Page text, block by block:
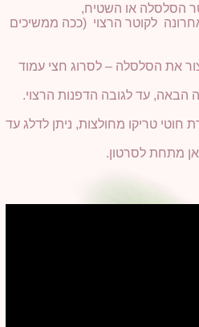
הסלסלה או השטיח,
לקוטר הרצוי (ככה ממשיכים
את הסלסלה – לסרוג חצי עמוד
עד לגובה הדפנות הרצוי.
חוטי טריקו מחולצות, ניתן לדלג עד
מתחת לסרטון.